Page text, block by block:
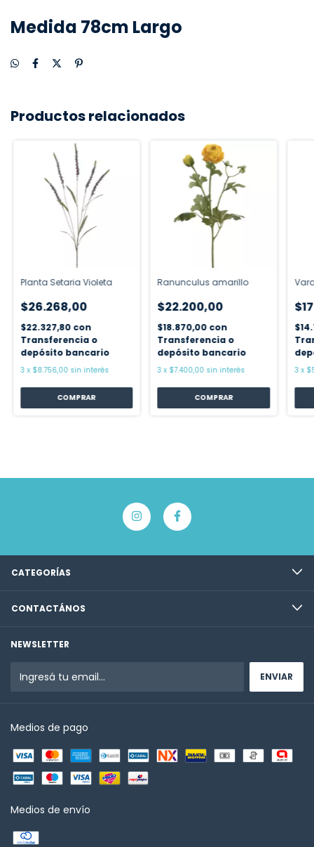
Medida 78cm Largo
Productos relacionados
Planta Setaria Violeta
$26.268,00
$22.327,80 con
Transferencia o
depósito bancario
3 x $8.756,00 sin interés
Ranunculus amarillo
$22.200,00
$18.870,00 con
Transferencia o
depósito bancario
3 x $7.400,00 sin interés 3 x
CATEGORÍAS
CONTACTÁNOS
NEWSLETTER
Medios de pago
Medios de envío